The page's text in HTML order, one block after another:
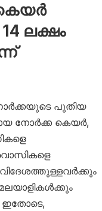
ലക്ഷം
പുതിയ
നോർക്ക കെയർ,